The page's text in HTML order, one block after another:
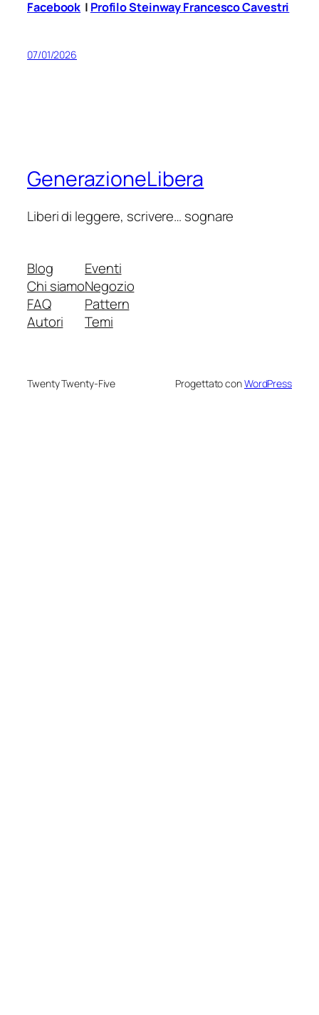
Facebook | Profilo Steinway Francesco Cavestri
07/01/2026
GenerazioneLibera
Liberi di leggere, scrivere… sognare
Blog
Chi siamo
FAQ
Autori
Eventi
Negozio
Pattern
Temi
Twenty Twenty-Five Progettato conWordPress